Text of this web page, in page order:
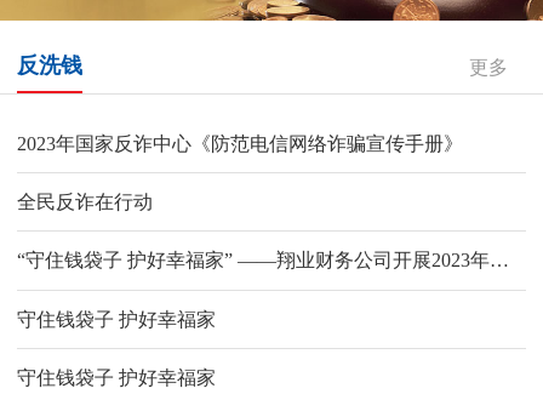
反洗钱 更多
2023年国家反诈中心《防范电信网络诈骗宣传手册》
全民反诈在行动
“守住钱袋子 护好幸福家” ——翔业财务公司开展2023年防范非法集资宣传月系列活动
守住钱袋子 护好幸福家
守住钱袋子 护好幸福家